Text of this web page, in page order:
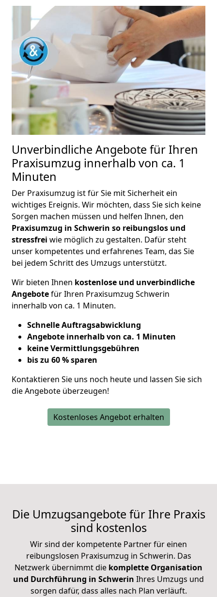
Unverbindliche Angebote für Ihren
Praxisumzug innerhalb von ca. 1
Minuten
Der Praxisumzug ist für Sie mit Sicherheit ein
wichtiges Ereignis. Wir möchten, dass Sie sich keine
Sorgen machen müssen und helfen Ihnen, den
Praxisumzug in Schwerin so reibungslos und
stressfrei wie möglich zu gestalten. Dafür steht
unser kompetentes und erfahrenes Team, das Sie
bei jedem Schritt des Umzugs unterstützt.
Wir bieten Ihnen kostenlose und unverbindliche
Angebotefür Ihren Praxisumzug Schwerin
innerhalb von ca. 1 Minuten.
Schnelle Auftragsabwicklung
Angebote innerhalb von ca. 1 Minuten
keine Vermittlungsgebühren
bis zu 60 % sparen
Kontaktieren Sie uns noch heute und lassen Sie sich
die Angebote überzeugen!
Kostenloses Angebot erhalten
Die Umzugsangebote für Ihre Praxis
sind kostenlos
Wir sind der kompetente Partner für einen
reibungslosen Praxisumzug in Schwerin. Das
Netzwerk übernimmt die komplette Organisation
und Durchführung in Schwerin Ihres Umzugs und
sorgen dafür, dass alles nach Plan verläuft.